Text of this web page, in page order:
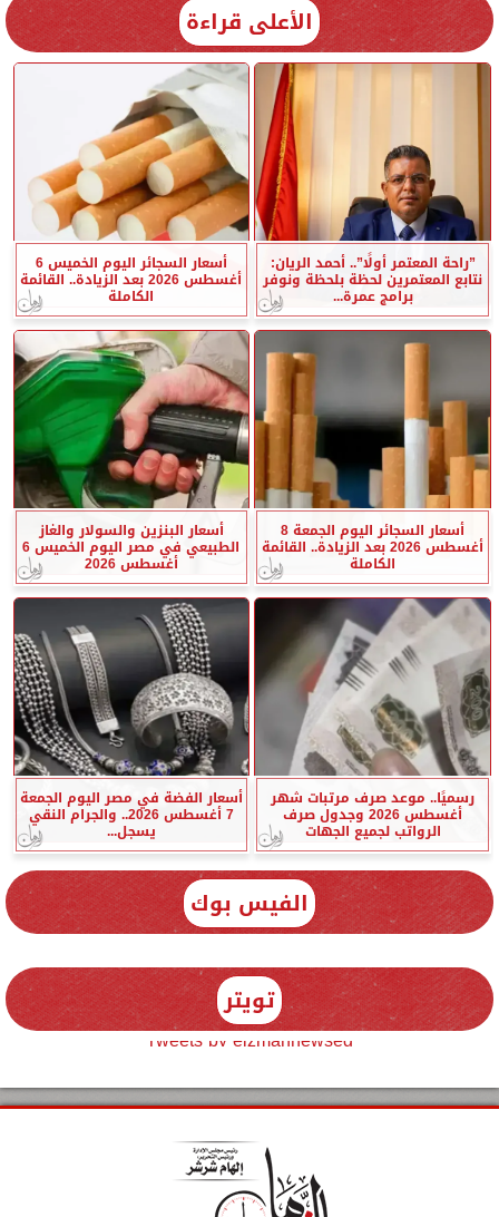
الأعلى قراءة
”راحة المعتمر أولًا”.. أحمد الريان:
نتابع المعتمرين لحظة بلحظة ونوفر
برامج عمرة...
أسعار السجائر اليوم الخميس 6
أغسطس 2026 بعد الزيادة.. القائمة
الكاملة
أسعار السجائر اليوم الجمعة 8
أغسطس 2026 بعد الزيادة.. القائمة
الكاملة
أسعار البنزين والسولار والغاز
الطبيعي في مصر اليوم الخميس 6
أغسطس 2026
رسميًا.. موعد صرف مرتبات شهر
أغسطس 2026 وجدول صرف
الرواتب لجميع الجهات
أسعار الفضة في مصر اليوم الجمعة
7 أغسطس 2026.. والجرام النقي
يسجل...
الفيس بوك
تويتر
Tweets by elzmannewseg